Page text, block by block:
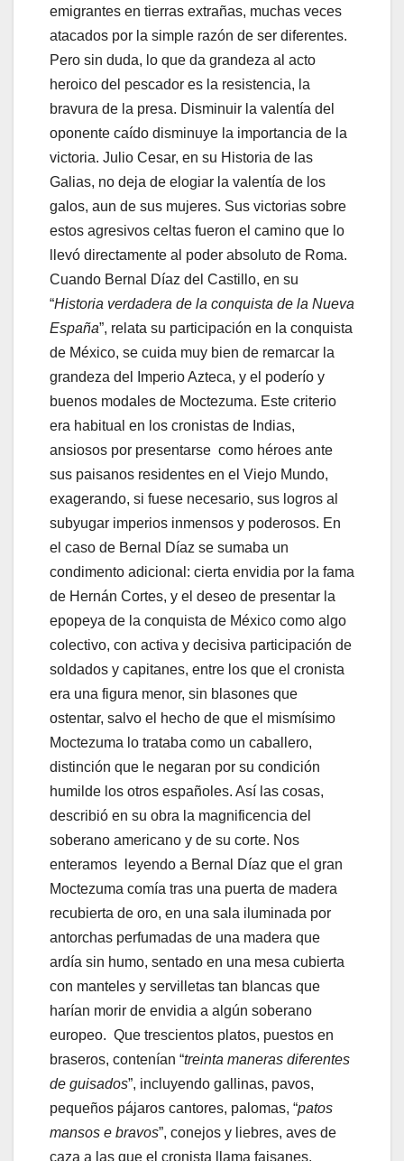
emigrantes en tierras extrañas, muchas veces
atacados por la simple razón de ser diferentes.
Pero sin duda, lo que da grandeza al acto
heroico del pescador es la resistencia, la
bravura de la presa. Disminuir la valentía del
oponente caído disminuye la importancia de la
victoria. Julio Cesar, en su Historia de las
Galias, no deja de elogiar la valentía de los
galos, aun de sus mujeres. Sus victorias sobre
estos agresivos celtas fueron el camino que lo
llevó directamente al poder absoluto de Roma.
Cuando Bernal Díaz del Castillo, en su
“Historia verdadera de la conquista de la Nueva
España”, relata su participación en la conquista
de México, se cuida muy bien de remarcar la
grandeza del Imperio Azteca, y el poderío y
buenos modales de Moctezuma. Este criterio
era habitual en los cronistas de Indias,
ansiosos por presentarse como héroes ante
sus paisanos residentes en el Viejo Mundo,
exagerando, si fuese necesario, sus logros al
subyugar imperios inmensos y poderosos. En
el caso de Bernal Díaz se sumaba un
condimento adicional: cierta envidia por la fama
de Hernán Cortes, y el deseo de presentar la
epopeya de la conquista de México como algo
colectivo, con activa y decisiva participación de
soldados y capitanes, entre los que el cronista
era una figura menor, sin blasones que
ostentar, salvo el hecho de que el mismísimo
Moctezuma lo trataba como un caballero,
distinción que le negaran por su condición
humilde los otros españoles. Así las cosas,
describió en su obra la magnificencia del
soberano americano y de su corte. Nos
enteramos leyendo a Bernal Díaz que el gran
Moctezuma comía tras una puerta de madera
recubierta de oro, en una sala iluminada por
antorchas perfumadas de una madera que
ardía sin humo, sentado en una mesa cubierta
con manteles y servilletas tan blancas que
harían morir de envidia a algún soberano
europeo. Que trescientos platos, puestos en
braseros, contenían “treinta maneras diferentes
de guisados”, incluyendo gallinas, pavos,
pequeños pájaros cantores, palomas, “patos
mansos e bravos”, conejos y liebres, aves de
caza a las que el cronista llama faisanes,